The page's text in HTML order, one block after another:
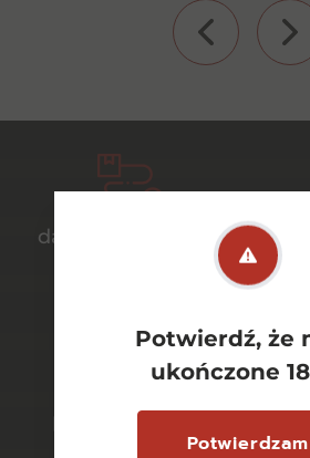
Potwierdź, że
ukończone
Potwierdzam
darmowa dostawa
bezpieczne
płatności online